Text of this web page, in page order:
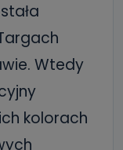
Wtedy
kolorach